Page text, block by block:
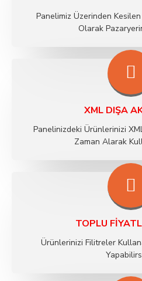
Panelimiz Üzerinden
Olarak
XML DIŞA
Panelinizdeki Ürünlerinizi
Zaman Alarak
TOPLU
Ürünlerinizi Filitreler